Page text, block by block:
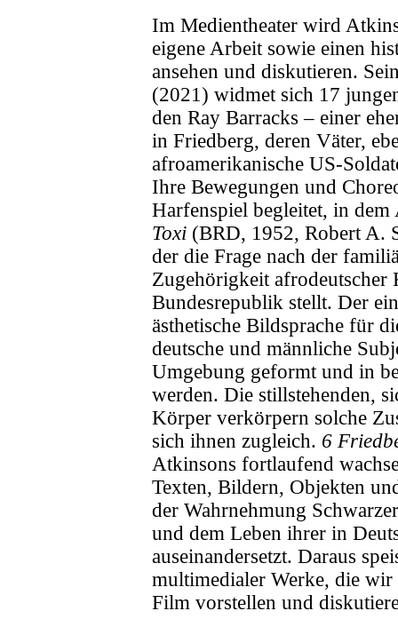
Im Medientheater wird
eigene Arbeit sowie einen
ansehen und diskutieren.
(2021) widmet sich 17
den Ray Barracks – einer
in Friedberg, deren Väter,
afroamerikanische US-
Ihre Bewegungen und
Harfenspiel begleitet, in
Toxi (BRD, 1952, Robert A.
der die Frage nach der
Zugehörigkeit
Bundesrepublik stellt. Der
ästhetische Bildsprache für
deutsche und männliche
Umgebung geformt und in
werden. Die stillstehenden,
Körper verkörpern solche
sich ihnen zugleich. 6
Atkinsons fortlaufend
Texten, Bildern, Objekten
der Wahrnehmung
und dem Leben ihrer in
auseinandersetzt. Daraus
multimedialer Werke, die
Film vorstellen und